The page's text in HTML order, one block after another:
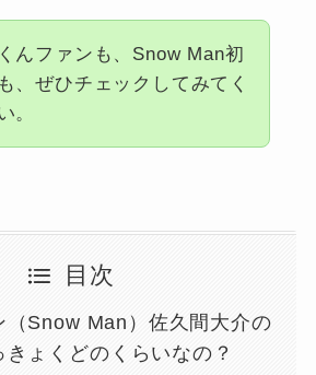
んファンも、Snow Man初
、ぜひチェックしてみてく
。
目次
（Snow Man）佐久間大介の
きょくどのくらいなの？